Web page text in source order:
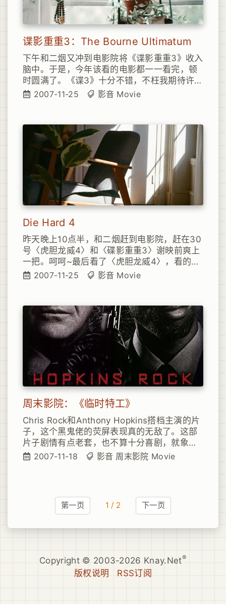
谍影重重3：The Bourne Ultimatum
下午和二烟又冲到电影院将《谍影重重3》收入
脑中。于是，今年该看的电影都一一看完，顿
时圆满了。《谍3》十分不错，不枉我期待许
久。从《谍1》到《谍2》，再到今天的《谍
部的背景了解，因为《谍影重重》前后三部片
子之间的连贯性比较强，少了前面两部尤其是
《谍2》的情节，看《谍3》顿时少了不少的乐
2007-11-25 影音 Movie
Die Hard 4
昨天晚上10点半，和二烟赶到电影院，赶在30
号〈虎胆龙威4〉和〈碟影重重3〉谢映前爽上
一把。呵呵~最后看了〈虎胆龙威4〉，看的所
谓的数字版的，不过总体上来说数字版的确要
的不够艳丽。当然，另外一个致命的问题就是
这个数字版的翻译字幕实在有点烂，一般人可
能看不出来，不过在偶这个“伪专八”面前，优
劣一看便明了无遗。
2007-11-25 影音 Movie
周末影院：《临时特工》
Chris Rock和Anthony Hopkins搭档主演的片
子，这个黑鬼佬的荧屏表现真的无敌了。这部
片子剧情有点老套，也不算十分喜剧，就象
douban上的网友评价的那样“马马虎虎，等于
2007-11-18 影音 周末影院 Movie
第一页 1 / 2 下一页
Copyright © 2003-2026 Knay.Net®
版权说明 RSS订阅